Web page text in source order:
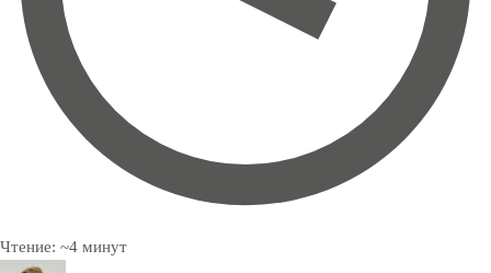
Чтение: ~4 минут